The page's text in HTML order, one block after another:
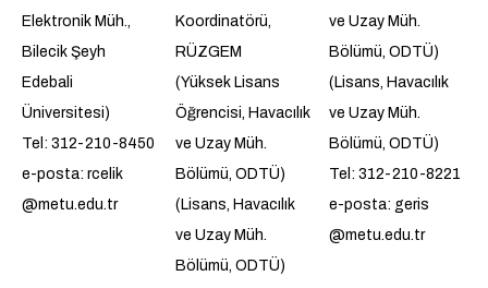
Elektronik Müh.,
Bilecik Şeyh
Edebali
Üniversitesi)
Tel: 312-210-8450
e-posta: rcelik
@metu.edu.tr
Koordinatörü,
RÜZGEM
(Yüksek Lisans
Öğrencisi, Havacılık
ve Uzay Müh.
Bölümü, ODTÜ)
(Lisans, Havacılık
ve Uzay Müh.
Bölümü, ODTÜ)
ve Uzay Müh.
Bölümü, ODTÜ)
(Lisans, Havacılık
ve Uzay Müh.
Bölümü, ODTÜ)
Tel: 312-210-8221
e-posta: geris
@metu.edu.tr